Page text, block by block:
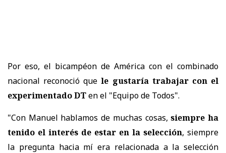
Por eso, el bicampéon de América con el combinado
nacional reconoció quele gustaría trabajar con el
experimentado DTen el "Equipo de Todos".
"Con Manuel hablamos de muchas cosas,siempre ha
tenido el interés de estar en la selección, siempre
la pregunta hacia mí era relacionada a la selección